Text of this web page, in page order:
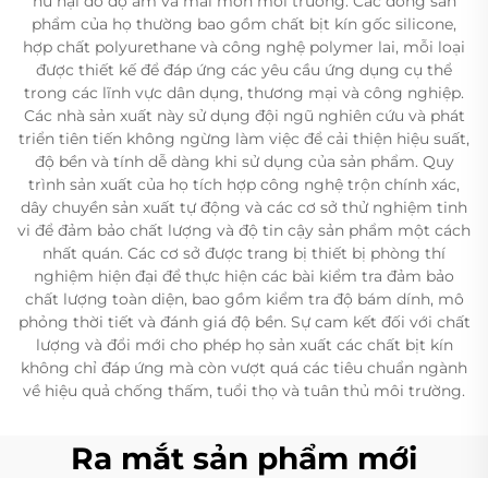
phẩm của họ thường bao gồm chất bịt kín gốc silicone,
hợp chất polyurethane và công nghệ polymer lai, mỗi loại
được thiết kế để đáp ứng các yêu cầu ứng dụng cụ thể
trong các lĩnh vực dân dụng, thương mại và công nghiệp.
Các nhà sản xuất này sử dụng đội ngũ nghiên cứu và phát
triển tiên tiến không ngừng làm việc để cải thiện hiệu suất,
độ bền và tính dễ dàng khi sử dụng của sản phẩm. Quy
trình sản xuất của họ tích hợp công nghệ trộn chính xác,
dây chuyền sản xuất tự động và các cơ sở thử nghiệm tinh
vi để đảm bảo chất lượng và độ tin cậy sản phẩm một cách
nhất quán. Các cơ sở được trang bị thiết bị phòng thí
nghiệm hiện đại để thực hiện các bài kiểm tra đảm bảo
chất lượng toàn diện, bao gồm kiểm tra độ bám dính, mô
phỏng thời tiết và đánh giá độ bền. Sự cam kết đối với chất
lượng và đổi mới cho phép họ sản xuất các chất bịt kín
không chỉ đáp ứng mà còn vượt quá các tiêu chuẩn ngành
về hiệu quả chống thấm, tuổi thọ và tuân thủ môi trường.
Ra mắt sản phẩm mới